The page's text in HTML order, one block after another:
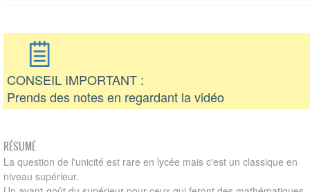
CONSEIL IMPORTANT :
Prends des notes en regardant la vidéo
RÉSUMÉ
La question de l'unicité est rare en lycée mais c'est un classique en
niveau supérieur.